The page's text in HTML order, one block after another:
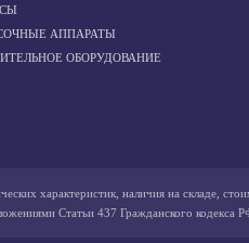
АППАРАТЫ
ОБОРУДОВАНИЕ
характеристик, наличия на складе,
Статьи 437 Гражданского кодекса